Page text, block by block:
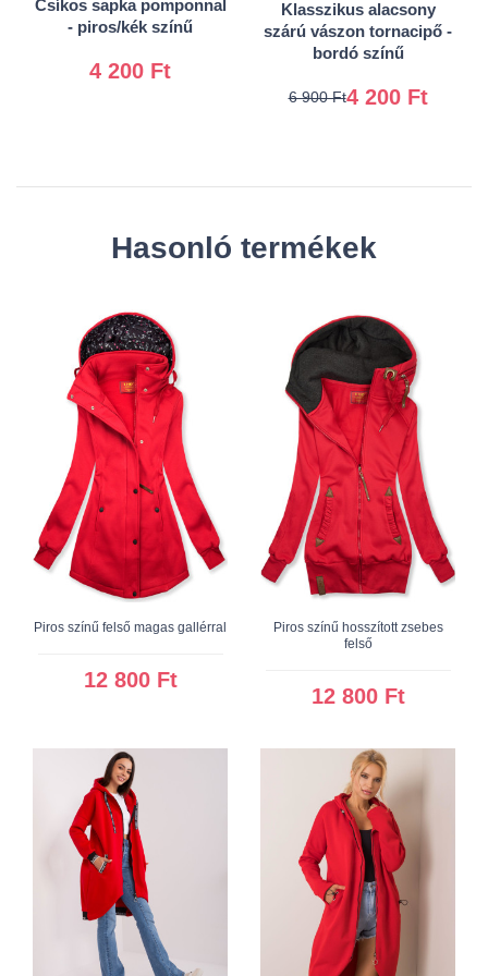
Csíkos sapka pomponnal
- piros/kék színű
4 200 Ft
Klasszikus alacsony
szárú vászon tornacipő -
bordó színű
4 200 Ft
6 900 Ft
39 40
Hasonló termékek
Piros színű felső magas gallérral
12 800 Ft
Piros színű hosszított zsebes
felső
12 800 Ft